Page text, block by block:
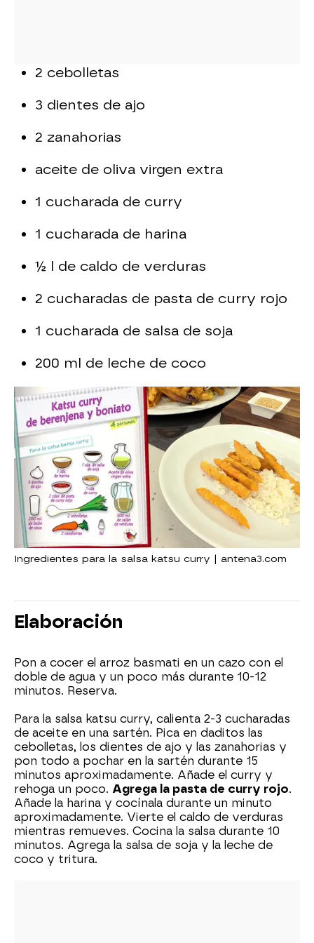
2 cebolletas
3 dientes de ajo
2 zanahorias
aceite de oliva virgen extra
1 cucharada de curry
1 cucharada de harina
½ l de caldo de verduras
2 cucharadas de pasta de curry rojo
1 cucharada de salsa de soja
200 ml de leche de coco
Ingredientes para la salsa katsu curry | antena3.com
Elaboración
Pon a cocer el arroz basmati en un cazo con el
doble de agua y un poco más durante 10-12
minutos. Reserva.
Para la salsa katsu curry, calienta 2-3 cucharadas
de aceite en una sartén. Pica en daditos las
cebolletas, los dientes de ajo y las zanahorias y
pon todo a pochar en la sartén durante 15
minutos aproximadamente. Añade el curry y
rehoga un poco. Agrega la pasta de curry rojo.
Añade la harina y cocínala durante un minuto
aproximadamente. Vierte el caldo de verduras
mientras remueves. Cocina la salsa durante 10
minutos. Agrega la salsa de soja y la leche de
coco y tritura.